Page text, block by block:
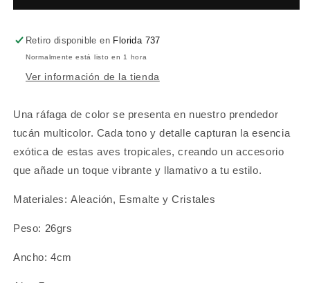
Retiro disponible en Florida 737
Normalmente está listo en 1 hora
Ver información de la tienda
Una ráfaga de color se presenta en nuestro prendedor
tucán multicolor. Cada tono y detalle capturan la esencia
exótica de estas aves tropicales, creando un accesorio
que añade un toque vibrante y llamativo a tu estilo.
Materiales: Aleación, Esmalte y Cristales
Peso: 26grs
Ancho: 4cm